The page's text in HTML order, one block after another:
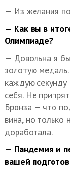
— Из желания
— Как вы в
Олимпиаде?
— Довольна я
золотую
каждую секунду
себя. Не
Бронза — что
вина, но только
доработала.
— Пандемия и
вашей